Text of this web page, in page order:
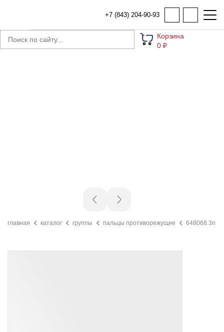
+7 (843) 204-90-93
Корзина
0 ₽
главная каталог группы пальцы противорежущие 648068.3n